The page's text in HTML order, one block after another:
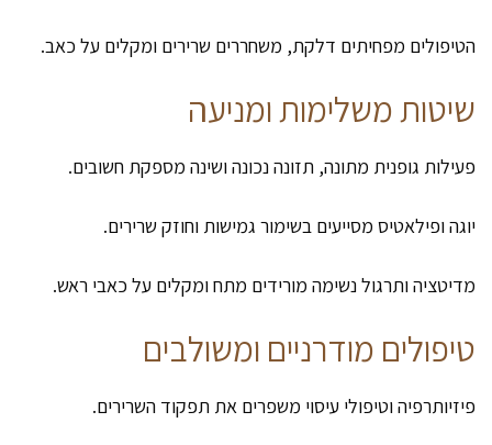
הטיפולים מפחיתים דלקת, משחררים שרירים ומקלים על כאב.
שיטות משלימות ומניעה
פעילות גופנית מתונה, תזונה נכונה ושינה מספקת חשובים.
יוגה ופילאטיס מסייעים בשימור גמישות וחוזק שרירים.
מדיטציה ותרגול נשימה מורידים מתח ומקלים על כאבי ראש.
טיפולים מודרניים ומשולבים
פיזיותרפיה וטיפולי עיסוי משפרים את תפקוד השרירים.